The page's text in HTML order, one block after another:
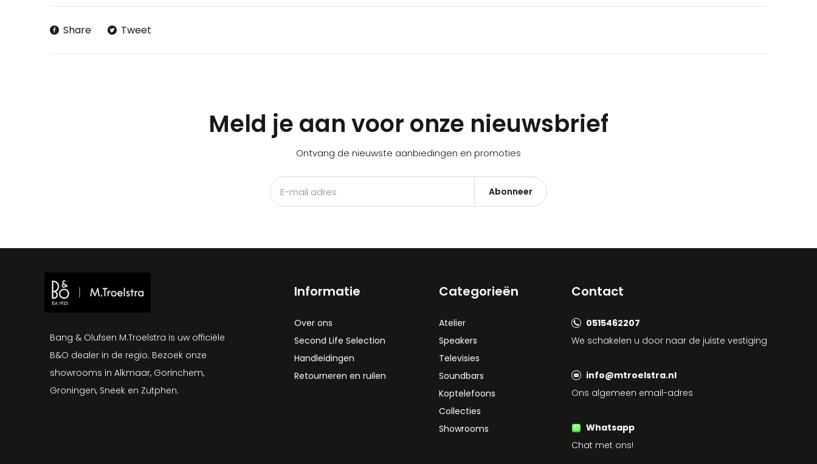
Share Tweet
Meld je aan voor onze nieuwsbrief
Ontvang de nieuwste aanbiedingen en promoties
Abonneer
Bang & Olufsen M.Troelstra is uw officiële
B&O dealer in de regio. Bezoek onze
showrooms in Alkmaar, Gorinchem,
Groningen, Sneek en Zutphen.
Informatie
Over ons
Second Life Selection
Handleidingen
Retourneren en ruilen
Categorieën
Atelier
Speakers
Televisies
Soundbars
Koptelefoons
Collecties
Showrooms
Contact
0515462207
We schakelen u door naar de juiste vestiging
info@mtroelstra.nl
Ons algemeen email-adres
Whatsapp
Chat met ons!